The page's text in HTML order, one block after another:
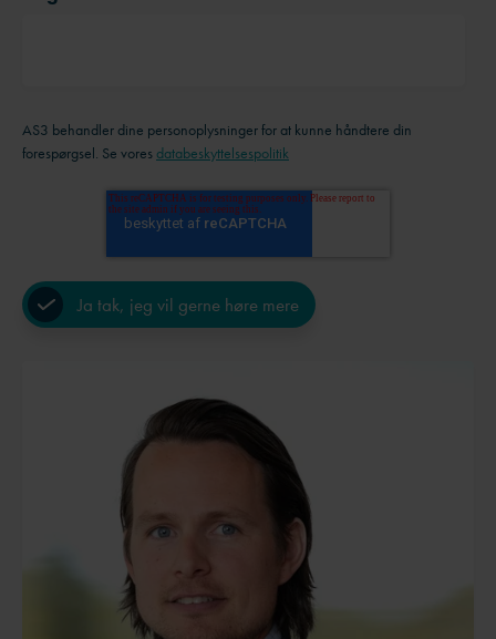
AS3 behandler dine personoplysninger for at kunne håndtere din
forespørgsel. Se vores databeskyttelsespolitik